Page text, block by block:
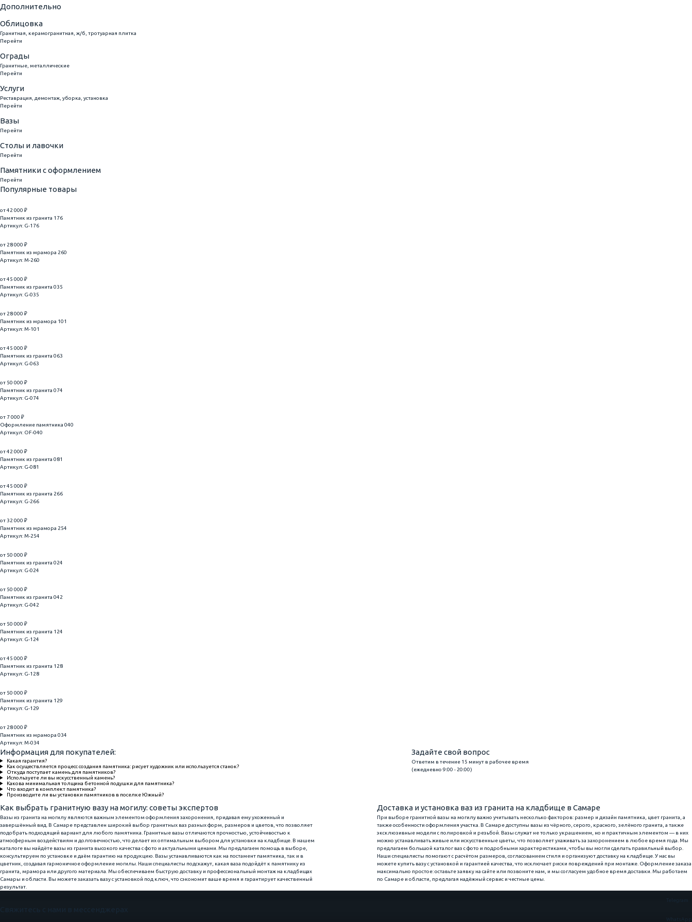
Дополнительно
Облицовка
Гранитная, керамогранитная, ж/б, тротуарная плитка
Перейти
Ограды
Гранитные, металлические
Перейти
Услуги
Реставрация, демонтаж, уборка, установка
Перейти
Вазы
Перейти
Столы и лавочки
Перейти
Памятники с оформлением
Перейти
Популярные товары
от 42 000 ₽
Памятник из гранита 176
Артикул: G-176
от 28 000 ₽
Памятник из мрамора 260
Артикул: M-260
от 45 000 ₽
Памятник из гранита 035
Артикул: G-035
от 28 000 ₽
Памятник из мрамора 101
Артикул: M-101
от 45 000 ₽
Памятник из гранита 063
Артикул: G-063
от 50 000 ₽
Памятник из гранита 074
Артикул: G-074
от 7 000 ₽
Оформление памятника 040
Артикул: OF-040
от 42 000 ₽
Памятник из гранита 081
Артикул: G-081
от 45 000 ₽
Памятник из гранита 266
Артикул: G-266
от 32 000 ₽
Памятник из мрамора 254
Артикул: M-254
от 50 000 ₽
Памятник из гранита 024
Артикул: G-024
от 50 000 ₽
Памятник из гранита 042
Артикул: G-042
от 50 000 ₽
Памятник из гранита 124
Артикул: G-124
от 45 000 ₽
Памятник из гранита 128
Артикул: G-128
от 50 000 ₽
Памятник из гранита 129
Артикул: G-129
от 28 000 ₽
Памятник из мрамора 034
Артикул: M-034
Информация для покупателей:
Какая гарантия?
Как осуществляется процесс создания памятника: рисует художник или используется станок?
Откуда поступает камень для памятников?
Используете ли вы искусственный камень?
Какова минимальная толщина бетонной подушки для памятника?
Что входит в комплект памятника?
Производите ли вы установки памятников в поселке Южный?
Задайте свой вопрос
Ответим в течение 15 минут в рабочее время
(ежедневно 9:00 - 20:00)
Как выбрать гранитную вазу на могилу: советы экспертов
Вазы из гранита на могилу являются важным элементом оформления захоронения, придавая ему ухоженный и
завершённый вид. В Самаре представлен широкий выбор гранитных ваз разных форм, размеров и цветов, что позволяет
подобрать подходящий вариант для любого памятника. Гранитные вазы отличаются прочностью, устойчивостью к
атмосферным воздействиям и долговечностью, что делает их оптимальным выбором для установки на кладбище. В нашем
каталоге вы найдёте вазы из гранита высокого качества с фото и актуальными ценами. Мы предлагаем помощь в выборе,
консультируем по установке и даём гарантию на продукцию. Вазы устанавливаются как на постамент памятника, так и в
цветник, создавая гармоничное оформление могилы. Наши специалисты подскажут, какая ваза подойдёт к памятнику из
гранита, мрамора или другого материала. Мы обеспечиваем быструю доставку и профессиональный монтаж на кладбищах
Самары и области. Вы можете заказать вазу с установкой под ключ, что сэкономит ваше время и гарантирует качественный
результат.
Доставка и установка ваз из гранита на кладбище в Самаре
При выборе гранитной вазы на могилу важно учитывать несколько факторов: размер и дизайн памятника, цвет гранита, а
также особенности оформления участка. В Самаре доступны вазы из чёрного, серого, красного, зелёного гранита, а также
эксклюзивные модели с полировкой и резьбой. Вазы служат не только украшением, но и практичным элементом — в них
можно устанавливать живые или искусственные цветы, что позволяет ухаживать за захоронением в любое время года. Мы
предлагаем большой каталог ваз с фото и подробными характеристиками, чтобы вы могли сделать правильный выбор.
Наши специалисты помогают с расчётом размеров, согласованием стиля и организуют доставку на кладбище. У нас вы
можете купить вазу с установкой и гарантией качества, что исключает риски повреждений при монтаже. Оформление заказа
максимально простое: оставьте заявку на сайте или позвоните нам, и мы согласуем удобное время доставки. Мы работаем
по Самаре и области, предлагая надёжный сервис и честные цены.